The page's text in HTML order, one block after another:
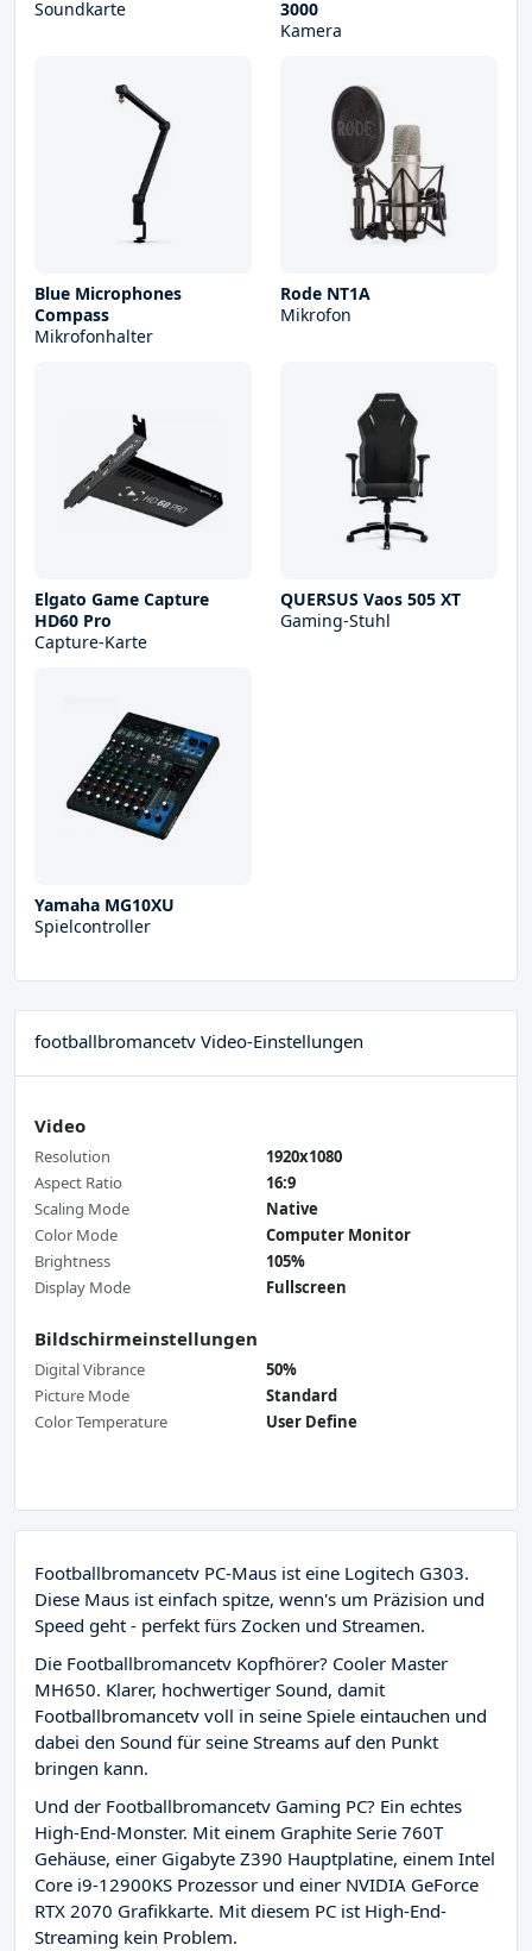
Soundkarte
3000
Kamera
Blue Microphones
Compass
Mikrofonhalter
Rode NT1A
Mikrofon
Elgato Game Capture
HD60 Pro
Capture-Karte
QUERSUS Vaos 505 XT
Gaming-Stuhl
Yamaha MG10XU
Spielcontroller
footballbromancetv Video-Einstellungen
Video
Resolution
1920x1080
Aspect Ratio
16:9
Scaling Mode
Native
Color Mode
Computer Monitor
Brightness
105%
Display Mode
Fullscreen
Bildschirmeinstellungen
Digital Vibrance
50%
Picture Mode
Standard
Color Temperature
User Define
Footballbromancetv PC-Maus ist eine Logitech G303.
Diese Maus ist einfach spitze, wenn's um Präzision und
Speed geht - perfekt fürs Zocken und Streamen.
Die Footballbromancetv Kopfhörer? Cooler Master
MH650. Klarer, hochwertiger Sound, damit
Footballbromancetv voll in seine Spiele eintauchen und
dabei den Sound für seine Streams auf den Punkt
bringen kann.
Und der Footballbromancetv Gaming PC? Ein echtes
High-End-Monster. Mit einem Graphite Serie 760T
Gehäuse, einer Gigabyte Z390 Hauptplatine, einem Intel
Core i9-12900KS Prozessor und einer NVIDIA GeForce
RTX 2070 Grafikkarte. Mit diesem PC ist High-End-
Streaming kein Problem.